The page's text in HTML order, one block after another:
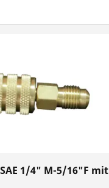
1/4" M-5/16"F mit